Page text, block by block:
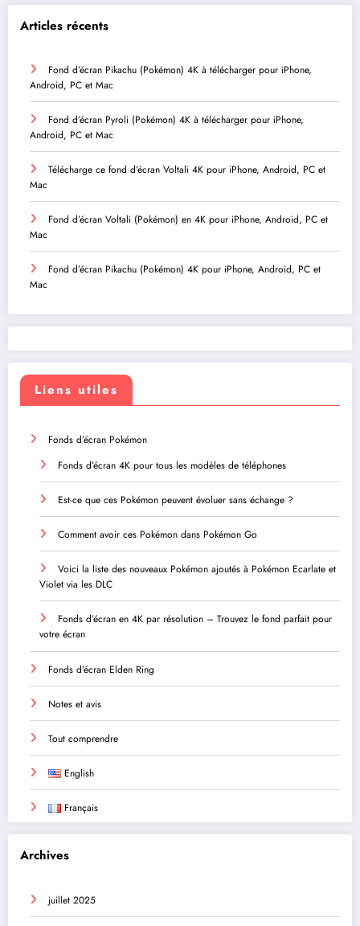
Articles récents
Fond d’écran Pikachu (Pokémon) 4K à télécharger pour iPhone,
Android, PC et Mac
Fond d’écran Pyroli (Pokémon) 4K à télécharger pour iPhone,
Android, PC et Mac
Télécharge ce fond d’écran Voltali 4K pour iPhone, Android, PC et
Mac
Fond d’écran Voltali (Pokémon) en 4K pour iPhone, Android, PC et
Mac
Fond d’écran Pikachu (Pokémon) 4K pour iPhone, Android, PC et
Mac
Liens utiles
Fonds d’écran Pokémon
Fonds d’écran 4K pour tous les modèles de téléphones
Est-ce que ces Pokémon peuvent évoluer sans échange ?
Comment avoir ces Pokémon dans Pokémon Go
Voici la liste des nouveaux Pokémon ajoutés à Pokémon Ecarlate et
Violet via les DLC
Fonds d’écran en 4K par résolution – Trouvez le fond parfait pour
votre écran
Fonds d’écran Elden Ring
Notes et avis
Tout comprendre
English
Français
Archives
juillet 2025